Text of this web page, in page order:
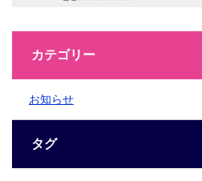
カテゴリー
お知らせ
タグ